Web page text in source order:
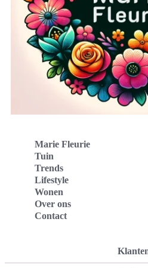
Marie Fleurie
Tuin
Trends
Lifestyle
Wonen
Over ons
Contact